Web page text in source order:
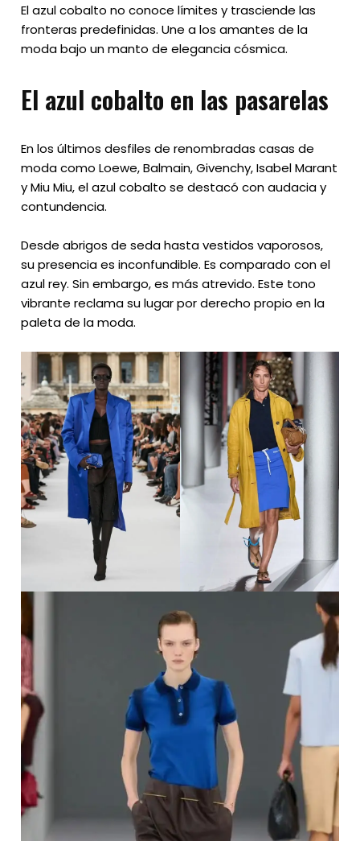
El azul cobalto no conoce límites y trasciende las
fronteras predefinidas. Une a los amantes de la
moda bajo un manto de elegancia cósmica.
El azul cobalto en las pasarelas
En los últimos desfiles de renombradas casas de
moda como Loewe, Balmain, Givenchy, Isabel Marant
y Miu Miu, el azul cobalto se destacó con audacia y
contundencia.
Desde abrigos de seda hasta vestidos vaporosos,
su presencia es inconfundible. Es comparado con el
azul rey. Sin embargo, es más atrevido. Este tono
vibrante reclama su lugar por derecho propio en la
paleta de la moda.